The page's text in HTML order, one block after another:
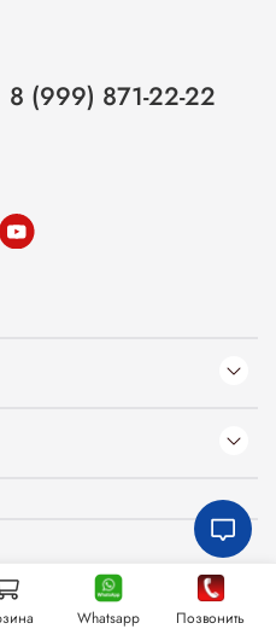
8 (999) 871-22-22
Whatsapp Позвонить